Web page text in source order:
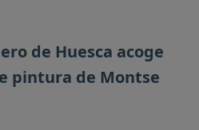
de Huesca acoge
pintura de Montse